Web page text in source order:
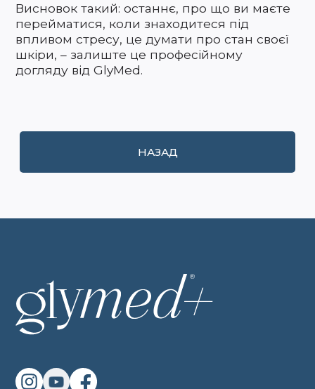
Висновок такий: останнє, про що ви маєте
перейматися, коли знаходитеся під
впливом стресу, це думати про стан своєї
шкіри, – залиште це професійному
догляду від GlyMed.
НАЗАД